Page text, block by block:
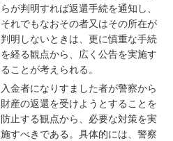
らが判明すれば返還手続を通知し、
それでもなおその者又はその所在が
判明しないときは、更に慎重な手続
を経る観点から、広く公告を実施す
ることが考えられる。
入金者になりすました者が警察から
財産の返還を受けようとすることを
防止する観点から、必要な対策を実
施すべきである。具体的には、警察